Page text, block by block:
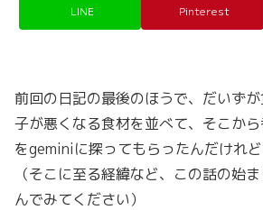
LINE Pinterest
前回の日記の最後のほうで、だいず
子が悪くなる食材を並べて、そこか
をgeminiに探ってもらったんだけれど
（そこに至る経緯など、この話の始
んでみてください）